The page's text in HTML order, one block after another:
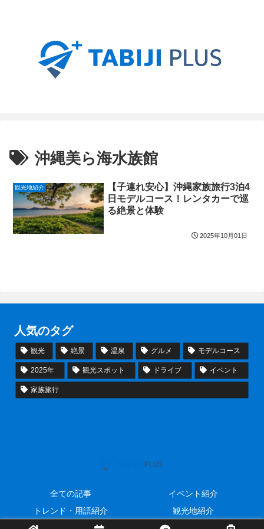
沖縄美ら海水族館
観光地紹介
【子連れ安心】沖縄家族旅行3泊4
日モデルコース！レンタカーで巡
る絶景と体験
2025年10月01日
人気のタグ
観光 絶景 温泉 グルメ モデルコース
2025年 観光スポット ドライブ イベント
家族旅行
全ての記事
イベント紹介
トレンド・用語紹介
観光地紹介